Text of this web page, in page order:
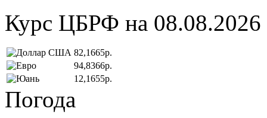
Курс ЦБРФ на 08.08.2026
82,1665р.
94,8366р.
12,1655р.
Погода